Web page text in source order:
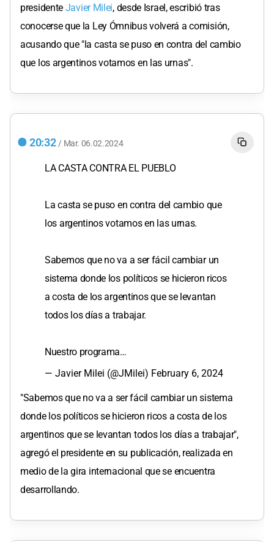
presidente Javier Milei, desde Israel, escribió tras
conocerse que la Ley Ómnibus volverá a comisión,
acusando que "la casta se puso en contra del cambio
que los argentinos votamos en las urnas".
20:32 / Mar. 06.02.2024
LA CASTA CONTRA EL PUEBLO
La casta se puso en contra del cambio que
los argentinos votamos en las urnas.
Sabemos que no va a ser fácil cambiar un
sistema donde los políticos se hicieron ricos
a costa de los argentinos que se levantan
todos los días a trabajar.
Nuestro programa…
— Javier Milei (@JMilei) February 6, 2024
"Sabemos que no va a ser fácil cambiar un sistema
donde los políticos se hicieron ricos a costa de los
argentinos que se levantan todos los días a trabajar",
agregó el presidente en su publicación, realizada en
medio de la gira internacional que se encuentra
desarrollando.